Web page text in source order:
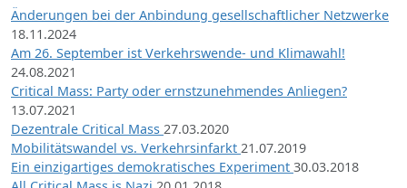
Änderungen bei der Anbindung gesellschaftlicher Netzwerke
18.11.2024
Am 26. September ist Verkehrswende- und Klimawahl!
24.08.2021
Critical Mass: Party oder ernstzunehmendes Anliegen?
13.07.2021
Dezentrale Critical Mass 27.03.2020
Mobilitätswandel vs. Verkehrsinfarkt 21.07.2019
Ein einzigartiges demokratisches Experiment 30.03.2018